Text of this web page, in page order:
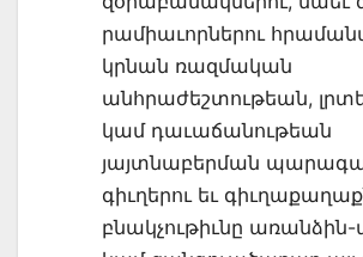
րամիաւորնե­րու
կրնան ռազմական
անհրաժեշտութեան,
կամ դաւա­ճանութեան
յայտնաբերման
գիւղերու եւ
բնակ­չութիւնը